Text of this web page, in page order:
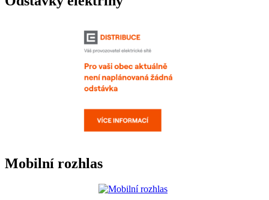
Mobilní rozhlas